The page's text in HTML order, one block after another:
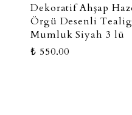
Dekoratif Ahşap
Örgü Desenli
Mumluk Siyah 3 lü
₺ 550.00